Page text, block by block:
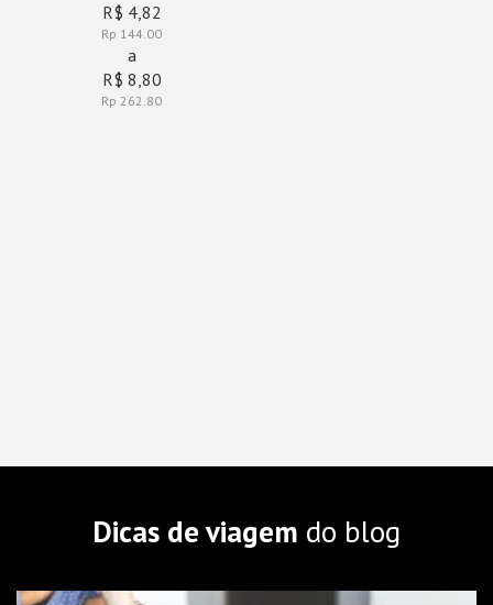
R$ 4,82
Rp 144.00
a
R$ 8,80
Rp 262.80
Dicas de viagem do blog